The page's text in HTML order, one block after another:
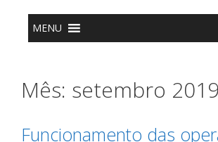
conteúdo
MENU
Mês: setembro 2019
Funcionamento das